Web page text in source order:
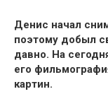
Денис начал
поэтому добыл
давно. На
его
картин.